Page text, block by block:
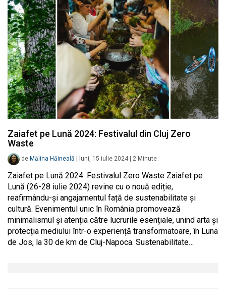
Zaiafet pe Lună 2024: Festivalul din Cluj Zero
Waste
de Mălina Hăineală luni, 15 iulie 2024 2 Minute
Zaiafet pe Lună 2024: Festivalul Zero Waste Zaiafet pe
Lună (26-28 iulie 2024) revine cu o nouă ediție,
reafirmându-și angajamentul față de sustenabilitate și
cultură. Evenimentul unic în România promovează
minimalismul și atenția către lucrurile esențiale, unind arta și
protecția mediului într-o experiență transformatoare, în Luna
de Jos, la 30 de km de Cluj-Napoca. Sustenabilitate…